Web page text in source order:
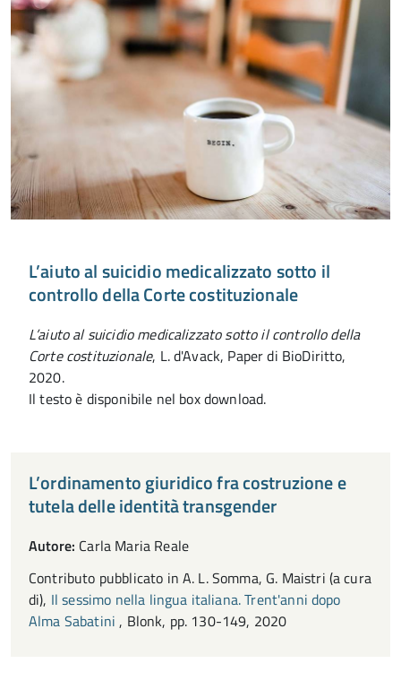
L’aiuto al suicidio medicalizzato sotto il
controllo della Corte costituzionale
L’aiuto al suicidio medicalizzato sotto il controllo della
Corte costituzionale, L. d'Avack, Paper di BioDiritto,
2020.
Il testo è disponibile nel box download.
L’ordinamento giuridico fra costruzione e
tutela delle identità transgender
Autore: Carla Maria Reale
Contributo pubblicato in A. L. Somma, G. Maistri (a cura
di), Il sessimo nella lingua italiana. Trent'anni dopo
Alma Sabatini, Blonk, pp. 130-149, 2020